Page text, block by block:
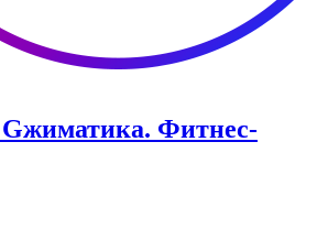
Фитнес-